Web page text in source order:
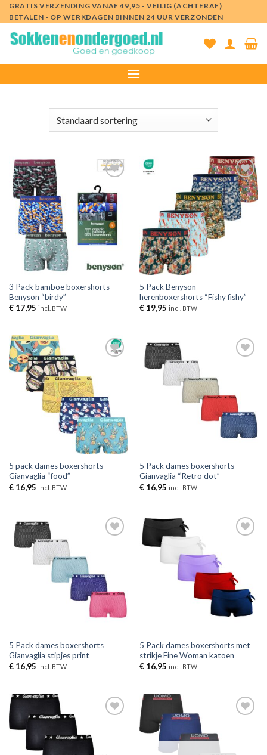
Ga
naar
inhoud
GRATIS VERZENDING VANAF 49,95 - VEILIG (ACHTERAF)
BETALEN - OP WERKDAGEN BINNEN 24 UUR VERZONDEN
Toevoegen
aan
verlanglijst
3 Pack bamboe boxershorts
Benyson “birdy”
€17,95 incl. BTW
Toevoegen
aan
verlanglijst
5 Pack Benyson
herenboxershorts “Fishy fishy”
€19,95 incl. BTW
verlanglijst
5 pack dames boxershorts
Gianvaglia “food”
€16,95 incl. BTW
verlanglijst
5 Pack dames boxershorts
Gianvaglia “Retro dot”
€16,95 incl. BTW
verlanglijst
5 Pack dames boxershorts
Gianvaglia stipjes print
€16,95 incl. BTW
verlanglijst
5 Pack dames boxershorts met
strikje Fine Woman katoen
€16,95 incl. BTW
verlanglijst
verlanglijst